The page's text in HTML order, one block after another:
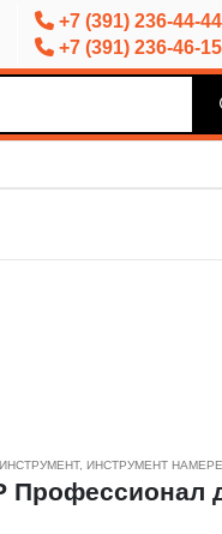
+7 (391) 236-44-44
+7 (391) 236-46-15
ИНСТРУМЕНТ, ИНСТРУМЕНТ